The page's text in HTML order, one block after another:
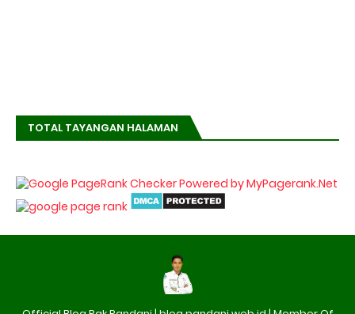
TOTAL TAYANGAN HALAMAN